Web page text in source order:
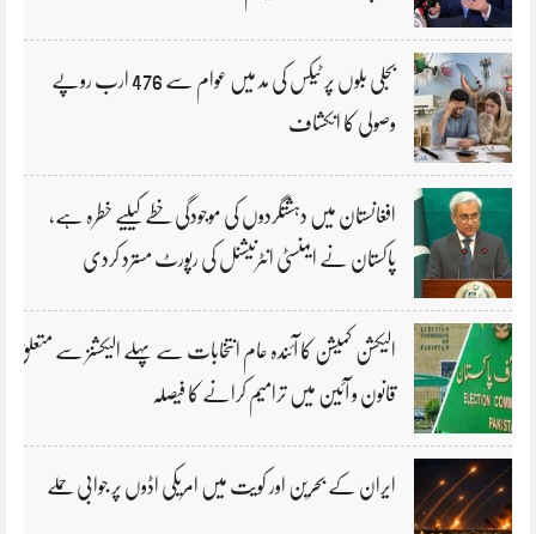
بجلی بلوں پر ٹیکس کی مد میں عوام سے 476 ارب روپے
وصولی کا انکشاف
افغانستان میں دہشتگردوں کی موجودگی خطے کیلیے خطرہ ہے،
پاکستان نے ایمنسٹی انٹرنیشنل کی رپورٹ مسترد کردی
الیکشن کمیشن کا آئندہ عام انتخابات سے پہلے الیکشنز سے متعلق
قانون و آئین میں ترامیم کرانے کا فیصلہ
ایران کے بحرین اور کویت میں امریکی اڈوں پر جوابی حملے